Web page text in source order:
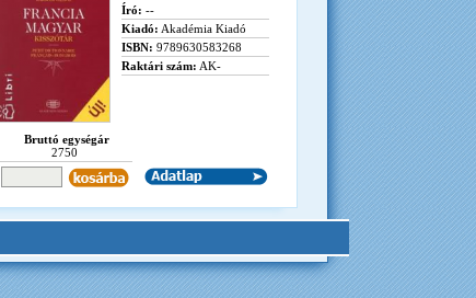
Író: --
Kiadó: Akadémia Kiadó
ISBN: 9789630583268
Raktári szám: AK-
Bruttó egységár
2750